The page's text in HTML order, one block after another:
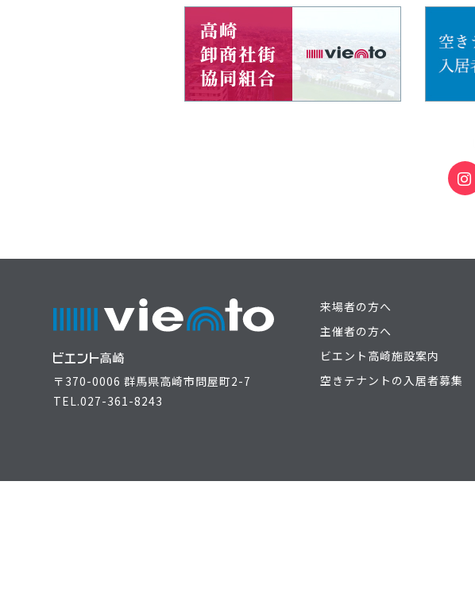
〒370-0006 群馬県高崎市問屋町2-7
TEL.027-361-8243
来場者の方へ
主催者の方へ
ビエント高崎施設案内
空きテナントの入居者募集